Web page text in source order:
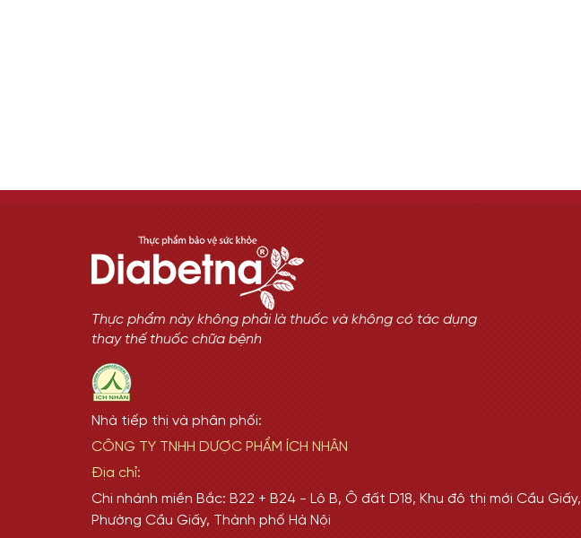
Thực phẩm này không phải là thuốc và không có tác dụng
thay thế thuốc chữa bệnh
Nhà tiếp thị và phân phối:
CÔNG TY TNHH DƯỢC PHẨM ÍCH NHÂN
Địa chỉ:
Chi nhánh miền Bắc: B22 + B24 - Lô B, Ô đất D18, Khu đô thị mới Cầu Giấy,
Phường Cầu Giấy, Thành phố Hà Nội